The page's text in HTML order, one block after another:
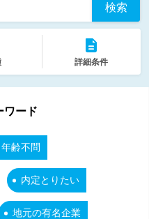
検索
詳細条件
ワード
年齢不問
内定とりたい
地元の有名企業